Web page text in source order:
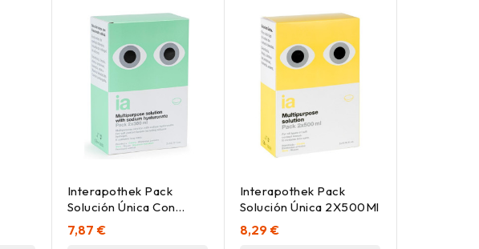
Interapothek Pack
Solución Única Con
Acido Hialurónico
2X360Ml
7,87 €
Interapothek Pack
Solución Única 2X500Ml
8,29 €